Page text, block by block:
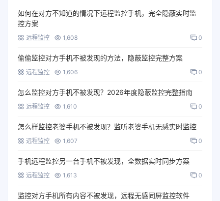
如何在对方不知道的情况下远程监控手机，完全隐蔽实时监
控方案
远程监控 1,608 0
偷偷监控对方手机不被发现的方法，隐蔽监控完整方案
远程监控 1,606 0
怎么监控对方手机不被发现？2026年度隐蔽监控完整指南
远程监控 1,610 0
怎么样监控老婆手机不被发现？监听老婆手机无感实时监控
远程监控 1,607 0
手机远程监控另一台手机不被发现，全数据实时同步方案
远程监控 1,613 0
监控对方手机所有内容不被发现，远程无感同屏监控软件